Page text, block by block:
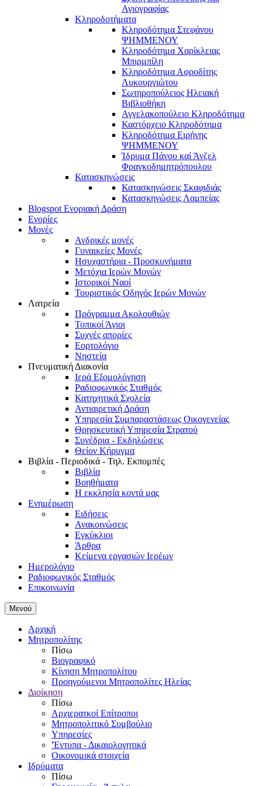
Αγιογραφίας
Κληροδοτήματα
Κληροδότημα Στεφάνου
ΨΗΜΜΕΝΟΥ
Κληροδότημα Χαρίκλειας
Μπιρμπίλη
Κληροδότημα Αφροδίτης
Λυκουργιώτου
Σωτηροπούλειος Ηλειακή
Βιβλιοθήκη
Αγγελακοπούλειο Κληροδότημα
Καστόρχειο Κληροδότημα
Κληροδότημα Ειρήνης
ΨΗΜΜΕΝΟΥ
Ίδρυμα Πάνου καί Άνζελ
Φραγκοδημητρόπουλου
Κατασκηνώσεις
Κατασκηνώσεις Σκαφιδιάς
Κατασκηνώσεις Λαμπείας
Blogspot Ενοριακή Δράση
Ενορίες
Μονές
Ανδρικές μονές
Γυναικείες Μονές
Ησυχαστήρια - Προσκυνήματα
Μετόχια Ιερών Μονών
Ιστορικοί Ναοί
Τουριστικός Οδηγός Ιερών Μονών
Λατρεία
Πρόγραμμα Ακολουθιών
Τοπικοί Άγιοι
Συχνές απορίες
Εορτολόγιο
Νηστεία
Πνευματική Διακονία
Ιερά Εξομολόγηση
Ραδιοφωνικός Σταθμός
Κατηχητικά Σχολεία
Αντιαιρετική Δράση
Υπηρεσία Συμπαραστάσεως Οικογενείας
Θρησκευτική Υπηρεσία Στρατού
Συνέδρια - Εκδηλώσεις
Θείον Κήρυγμα
Βιβλία - Περιοδικά - Τηλ. Εκπομπές
Βιβλία
Βοηθήματα
Η εκκλησία κοντά μας
Ενημέρωση
Ειδήσεις
Ανακοινώσεις
Εγκύκλιοι
Άρθρα
Κείμενα εργασιών Ιερέων
Ημερολόγιο
Ραδιοφωνικός Σταθμός
Επικοινωνία
Μενού
Αρχική
Μητροπολίτης
Πίσω
Βιογραφικό
Κίνηση Μητροπολίτου
Προηγούμενοι Μητροπολίτες Ηλείας
Διοίκηση
Πίσω
Αρχιερατκοί Επίτροποι
Μητροπολιτικό Συμβούλιο
Υπηρεσίες
'Έντυπα - Δικαιολογητικά
Οικονομικά στοιχεία
Ιδρύματα
Πίσω